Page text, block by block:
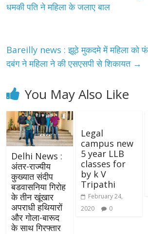
धमकी पति ने महिला के जलाए बाल
Bareilly news : झूठे मुकदमे में महिला को
दबंग ने महिला ने की एसएसपी से शिकायत →
You May Also Like
Delhi News :
अंतर-राज्यीय
कुख्यात संदीप
बडवासनिया गिरोह
के तीन खूंखार
अपराधी हथियारों
और गोला-बारूद
के साथ गिरफ्तार
Legal
campus new
5 year LLB
classes for
by k V
Tripathi
February 24,
2020
0